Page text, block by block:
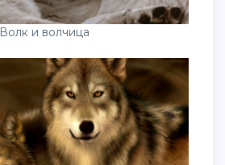
Волк и волчица